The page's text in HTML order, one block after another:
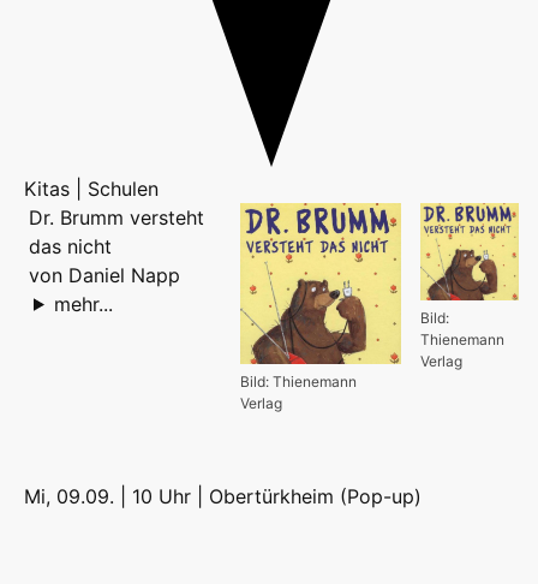
Kitas | Schulen
Bild:
Thienemann
Verlag
Bild: Thienemann
Verlag
Dr. Brumm versteht
das nicht
von Daniel Napp
mehr...
Mi, 09.09. | 10 Uhr | Obertürkheim (Pop-up)